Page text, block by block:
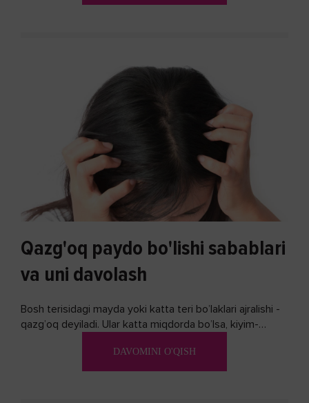
Qazg'oq paydo bo'lishi sabablari
va uni davolash
Bosh terisidagi mayda yoki katta teri bo’laklari ajralishi -
qazg’oq deyiladi. Ular katta miqdorda bo’lsa, kiyim-
DAVOMINI O'QISH